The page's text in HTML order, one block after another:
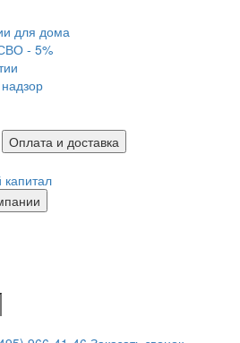
для дома
- 5%
Оплата и доставка